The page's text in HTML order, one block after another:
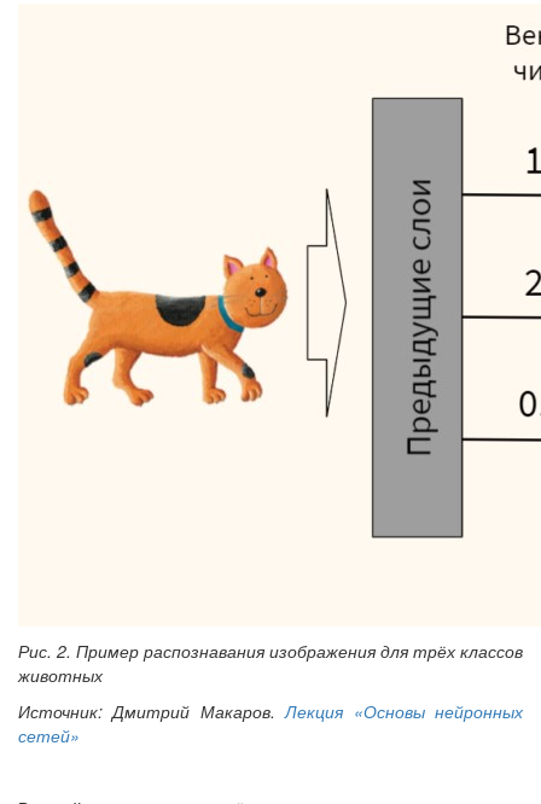
Рис. 2. Пример распознавания изображения для трёх классов
животных
Источник: Дмитрий Макаров.Лекция «Основы нейронных
сетей»